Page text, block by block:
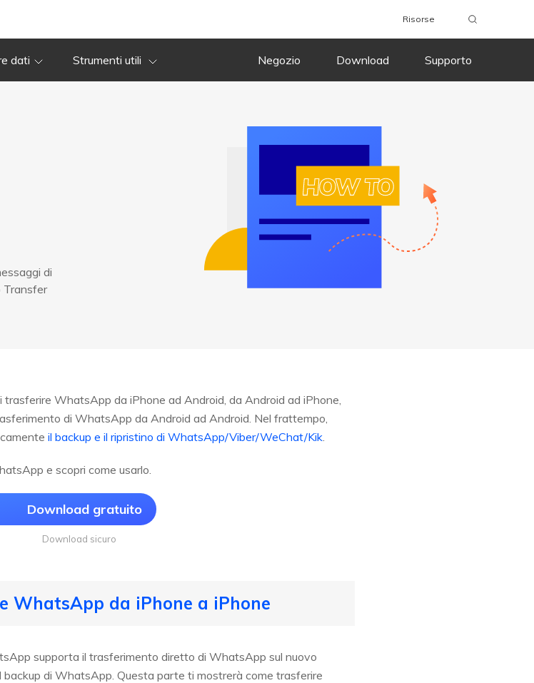
Risorse
dati Strumenti utili Negozio Download Supporto
di
Transfer
WhatsApp da iPhone ad Android, da Android ad iPhone,
di WhatsApp da Android ad Android. Nel frattempo,
il backup e il ripristino di WhatsApp/Viber/WeChat/Kik.
e scopri come usarlo.
Download gratuito
Download sicuro
WhatsApp da iPhone a iPhone
supporta il trasferimento diretto di WhatsApp sul nuovo
backup di WhatsApp. Questa parte ti mostrerà come trasferire